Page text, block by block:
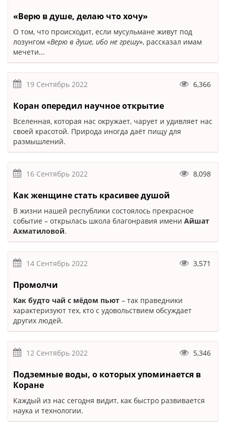
«Верю в душе, делаю что хочу»
О том, что происходит, если мусульмане живут под
лозунгом «Верю в душе, ибо не грешу», рассказал имам
мечети...
19 Сентябрь 2022 6,366
Коран опередил научное открытие
Вселенная, которая нас окружает, чарует и удивляет нас
своей красотой. Природа иногда даёт пищу для
размышлений.
16 Сентябрь 2022 8,098
Как женщине стать красивее душой
В жизни нашей республики состоялось прекрасное
событие – открылась школа благонравия имени Айшат
Ахматиловой.
14 Сентябрь 2022 3,571
Промолчи
Как будто чай с мёдом пьют – так праведники
характеризуют тех, кто с удовольствием обсуждает
других людей.
12 Сентябрь 2022 5,346
Подземные воды, о которых упоминается в
Коране
Каждый из нас сегодня видит, как быстро развивается
наука и технологии.